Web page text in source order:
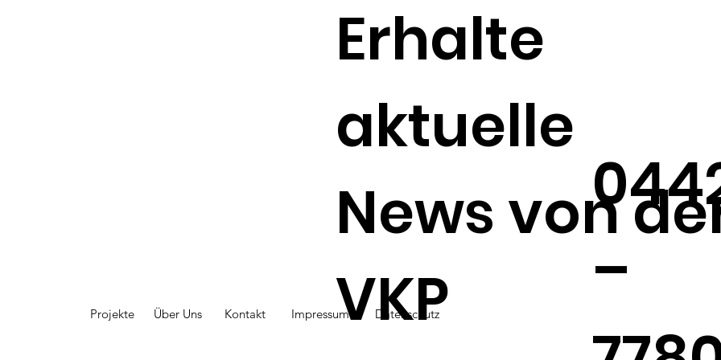
Erhalte
aktuelle
News von
VKP
Projekte Über Uns Kontakt Impressum Datenschutz
–